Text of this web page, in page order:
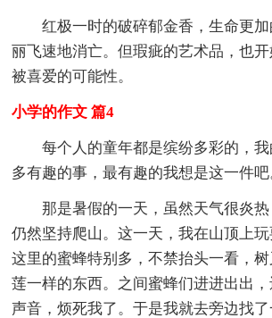
红极一时的破碎郁金香，生命更
丽飞速地消亡。但瑕疵的艺术品，也开
被喜爱的可能性。
小学的作文 篇4
每个人的童年都是缤纷多彩的，
多有趣的事，最有趣的我想是这一件吧
那是暑假的一天，虽然天气很炎
仍然坚持爬山。这一天，我在山顶上
这里的蜜蜂特别多，不禁抬头一看，
莲一样的东西。之间蜜蜂们进进出出
声音，烦死我了。于是我就去旁边找